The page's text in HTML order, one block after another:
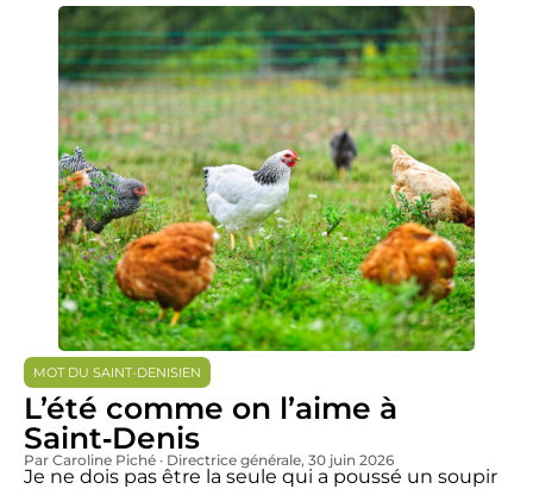
MOT DU SAINT-DENISIEN
L’été comme on l’aime à
Saint‑Denis
Par Caroline Piché · Directrice générale, 30 juin 2026
Je ne dois pas être la seule qui a poussé un soupir